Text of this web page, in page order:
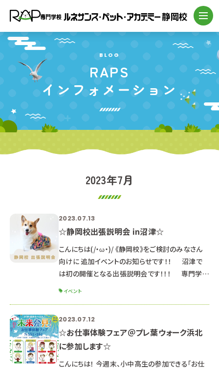
BLOG
RAPS
インフォメーション
2023年7月
2023.07.13
☆静岡校出張説明会 in沼津☆
こんにちは(/・ω・)/ 《静岡校》をご検討のみなさん
向けに 追加イベントのお知らせです！！ 沼津で
は初の開催となる出張説明会です！！！ 専門学校
で実施した静岡校出張説明会と基本的には同じ内
容となります ８月５日（土） ①１０：３０～１２：３０
（受付 １０：１０～） ②１４：００～１６：００（受付 １
３：４０～） 希望の時間を
イベント
2023.07.12
☆お仕事体験フェア＠プレ葉ウォーク浜北
に参加します☆
こんにちは！ 今週末、小中高生の参加できる「お仕